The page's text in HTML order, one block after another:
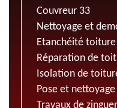
Couvreur 33
Nettoyage et
Etanchéité
Réparation de
Isolation de
Pose et
Travaux de